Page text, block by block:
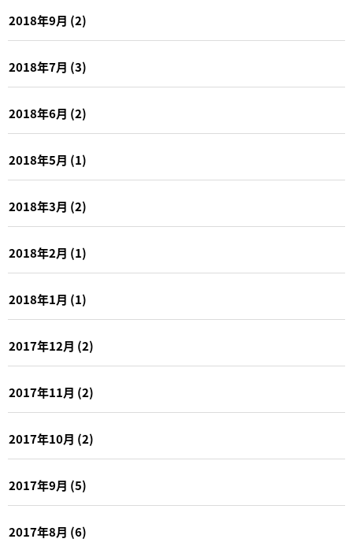
2018年9月 (2)
2018年7月 (3)
2018年6月 (2)
2018年5月 (1)
2018年3月 (2)
2018年2月 (1)
2018年1月 (1)
2017年12月 (2)
2017年11月 (2)
2017年10月 (2)
2017年9月 (5)
2017年8月 (6)